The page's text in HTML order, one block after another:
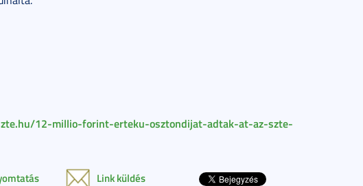
12-millio-forint-erteku-osztondijat-adtak-at-az-szte-
Link küldés